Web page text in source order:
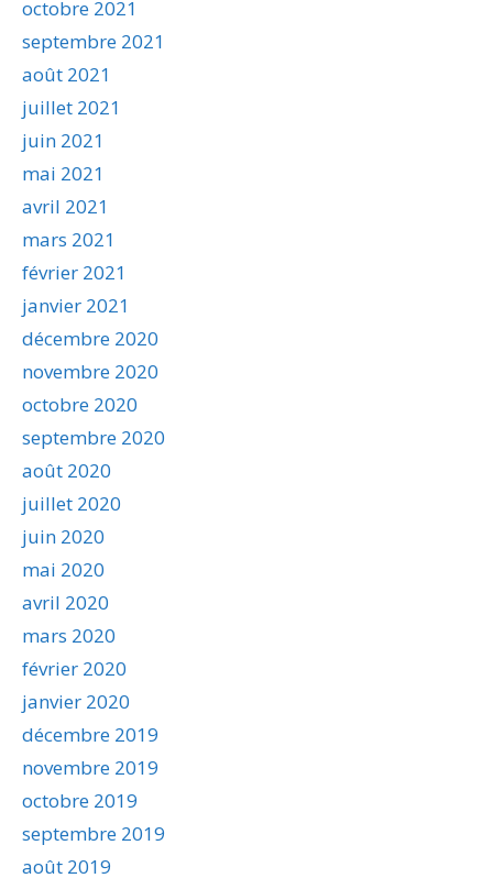
octobre 2021
septembre 2021
août 2021
juillet 2021
juin 2021
mai 2021
avril 2021
mars 2021
février 2021
janvier 2021
décembre 2020
novembre 2020
octobre 2020
septembre 2020
août 2020
juillet 2020
juin 2020
mai 2020
avril 2020
mars 2020
février 2020
janvier 2020
décembre 2019
novembre 2019
octobre 2019
septembre 2019
août 2019